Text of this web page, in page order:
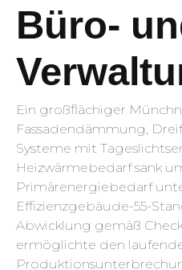
Büro-
Ein großflächiger
Fassadendämmung,
Systeme mit
Heizwärmebedarf sank
Primärenergiebedarf
Effizienzgebäude-55-
Abwicklung gemäß
ermöglichte den